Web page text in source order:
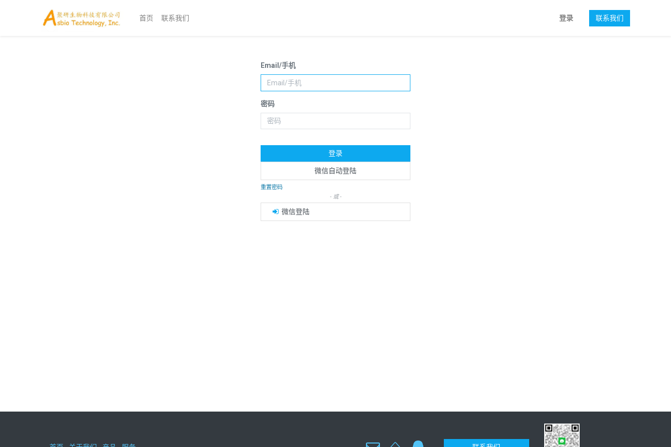
首页 联系我们 登录 联系我们
Email/手机
密码
登录
微信自动登陆
重置密码
- 或 -
微信登陆